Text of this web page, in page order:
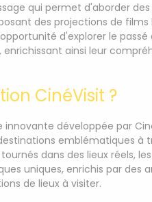
qui permet d'aborder
des projections de films
d'explorer le passé
ainsi leur
CinéVisit ?
développée par
emblématiques à
dans des lieux réels,
uniques, enrichis par des
de lieux à visiter.